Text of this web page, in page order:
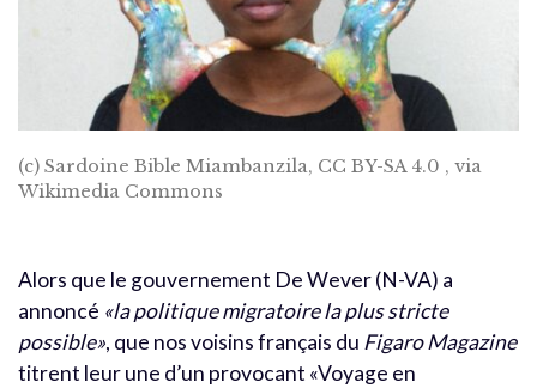
(c) Sardoine Bible Miambanzila, CC BY-SA 4.0 , via
Wikimedia Commons
Alors que le gouvernement De Wever (N-VA) a
annoncé «la politique migratoire la plus stricte
possible», que nos voisins français du Figaro Magazine
titrent leur une d’un provocant «Voyage en